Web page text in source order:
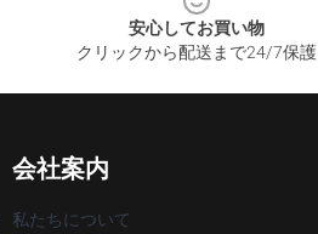
安心してお買い物
クリックから配送まで24/7保護
会社案内
私たちについて